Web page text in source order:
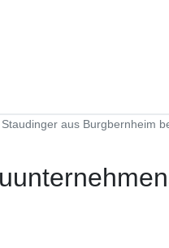
aus Burgbernheim